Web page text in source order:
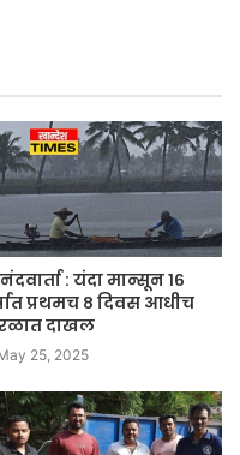
: यंदा मान्सून १६
प्रथमच ८ दिवस आधीच
दाखल
25, 2025